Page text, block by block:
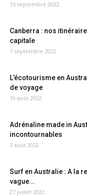
15 septembre 2022
Canberra : nos
capitale
7 septembre 2022
L’écotourisme en
de voyage
10 août 2022
Adrénaline made in
incontournables
3 août 2022
Surf en Australie : A la
vague...
27 juillet 2022